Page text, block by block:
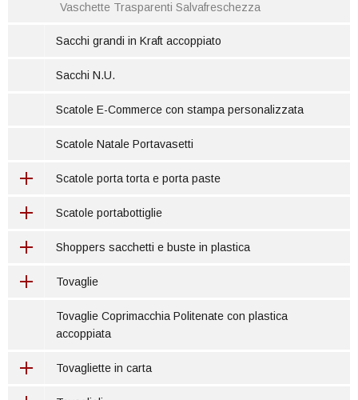
Vaschette Trasparenti Salvafreschezza
Sacchi grandi in Kraft accoppiato
Sacchi N.U.
Scatole E-Commerce con stampa personalizzata
Scatole Natale Portavasetti
Scatole porta torta e porta paste
Scatole portabottiglie
Shoppers sacchetti e buste in plastica
Tovaglie
Tovaglie Coprimacchia Politenate con plastica
accoppiata
Tovagliette in carta